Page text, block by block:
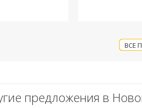
ВСЕ
предложения в